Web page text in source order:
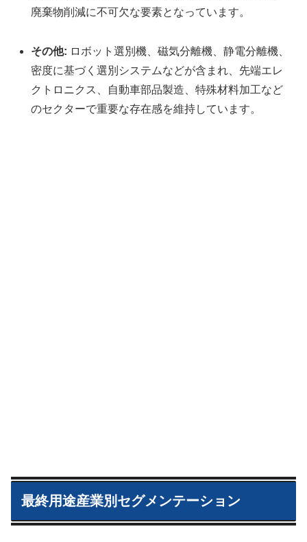
廃棄物削減に不可欠な要素となっています。
その他: ロボット選別機、磁気分離機、静電分離機、
密度に基づく選別システムなどが含まれ、先端エレ
クトロニクス、自動車部品製造、特殊材料加工など
のセクターで重要な存在感を維持しています。
最終用途産業別セグメンテーション